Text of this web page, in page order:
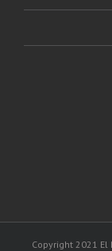
Copyright 2021 El